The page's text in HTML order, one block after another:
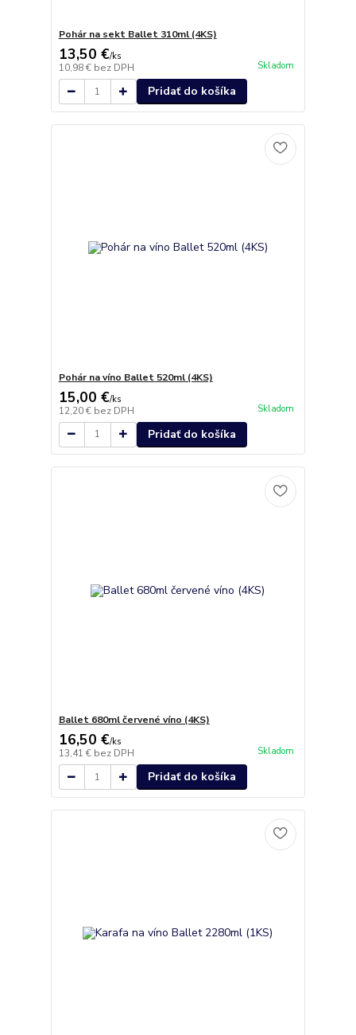
Pohár na sekt Ballet 310ml (4KS)
13,50 €/ks
10,98 € bez DPH Skladom
Pridať do košíka
Pohár na víno Ballet 520ml (4KS)
15,00 €/ks
12,20 € bez DPH Skladom
Pridať do košíka
Ballet 680ml červené víno (4KS)
16,50 €/ks
13,41 € bez DPH Skladom
Pridať do košíka